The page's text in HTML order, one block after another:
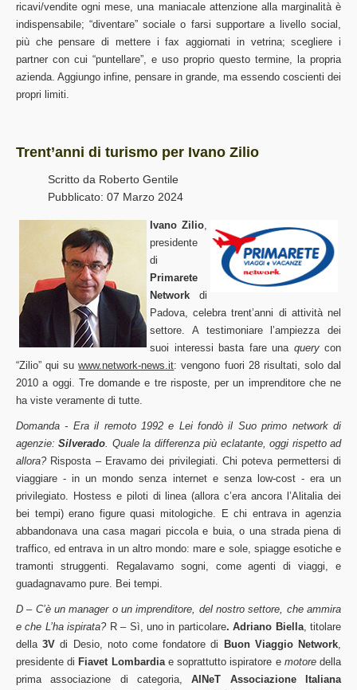
ricavi/vendite ogni mese, una maniacale attenzione alla marginalità è
indispensabile; “diventare” sociale o farsi supportare a livello social,
più che pensare di mettere i fax aggiornati in vetrina; scegliere i
partner con cui “puntellare”, e uso proprio questo termine, la propria
azienda. Aggiungo infine, pensare in grande, ma essendo coscienti dei
propri limiti.
Trent’anni di turismo per Ivano Zilio
Scritto da Roberto Gentile
Pubblicato: 07 Marzo 2024
Ivano Zilio,
presidente
di
Primarete
Network di
Padova, celebra trent’anni di attività nel
settore. A testimoniare l’ampiezza dei
suoi interessi basta fare una querycon
“Zilio” qui suwww.network-news.it: vengono fuori 28 risultati, solo dal
2010 a oggi. Tre domande e tre risposte, per un imprenditore che ne
ha viste veramente di tutte.
Domanda - Era il remoto 1992 e Lei fondò il Suo primo network di
agenzie:Silverado. Quale la differenza più eclatante, oggi rispetto ad
allora? Risposta – Eravamo dei privilegiati. Chi poteva permettersi di
viaggiare - in un mondo senza internet e senza low-cost - era un
privilegiato. Hostess e piloti di linea (allora c’era ancora l’Alitalia dei
bei tempi) erano figure quasi mitologiche. E chi entrava in agenzia
abbandonava una casa magari piccola e buia, o una strada piena di
traffico, ed entrava in un altro mondo: mare e sole, spiagge esotiche e
tramonti struggenti. Regalavamo sogni, come agenti di viaggi, e
guadagnavamo pure. Bei tempi.
D – C’è un manager o un imprenditore, del nostro settore, che ammira
e che L’ha ispirata?R – Sì, uno in particolare. Adriano Biella, titolare
della3Vdi Desio, noto come fondatore di Buon Viaggio Network,
presidente di Fiavet Lombardiae soprattutto ispiratore e motoredella
prima associazione di categoria,AINeT Associazione Italiana